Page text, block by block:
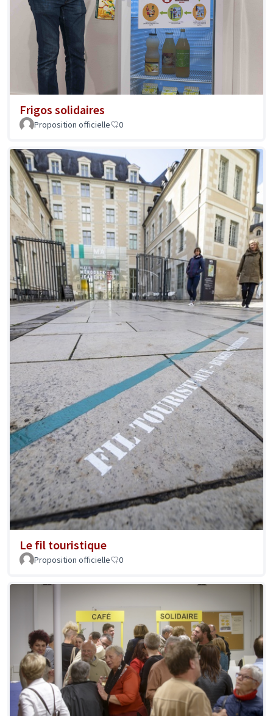
Frigos solidaires
Proposition officielle 0
Le fil touristique
Proposition officielle 0